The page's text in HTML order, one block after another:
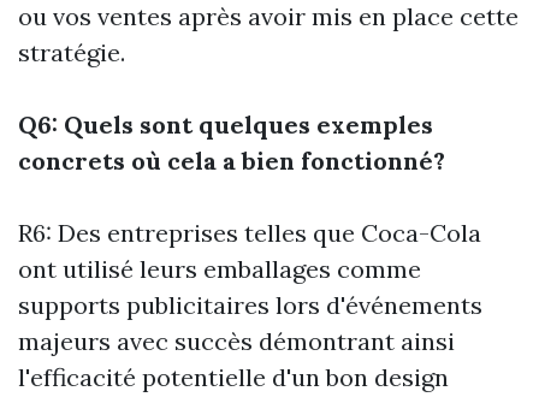
ou vos ventes après avoir mis en place cette
stratégie.
Q6: Quels sont quelques exemples
concrets où cela a bien fonctionné?
R6: Des entreprises telles que Coca-Cola
ont utilisé leurs emballages comme
supports publicitaires lors d'événements
majeurs avec succès démontrant ainsi
l'efficacité potentielle d'un bon design